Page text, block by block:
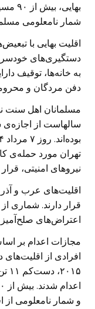
شمار نامعلومی
اقلیت بهایی با
دستگیری‌های
به خانه‌ها، توقیف
دفن مردگان و
مسلمانان اهل سنت
سالهاست از
تهران مورد حمله‌ی
نیروهای امنیتی،
اقلیت‌های عرب و
قرار دارند. شماری
اعتراض‌های صلح‌آمیز
مجازات اعدام بر
افرادی از
و شمار نامعلومی از